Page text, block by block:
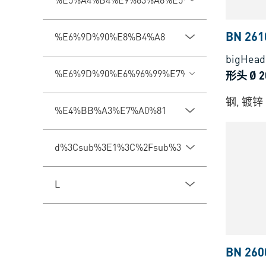
%E6%9D%90%E8%B4%A8
%E4%BB%A3%E7%A0%81
d%3Csub%3E1%3C%2Fsub%3E
L
BN
形头 Ø
钢, 镀锌
BN